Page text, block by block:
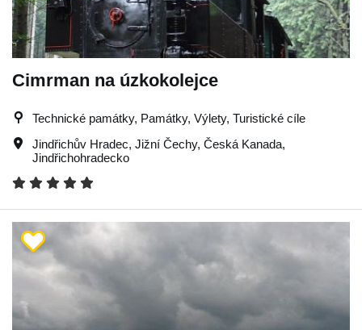
Cimrman na úzkokolejce
Technické památky, Památky, Výlety, Turistické cíle
Jindřichův Hradec, Jižní Čechy, Česká Kanada,
Jindřichohradecko